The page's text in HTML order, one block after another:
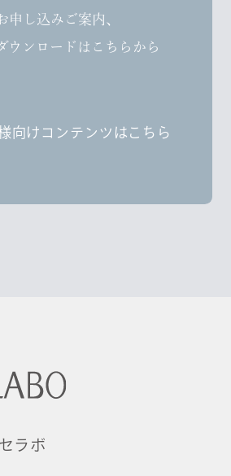
申し込みご案内、
ウンロードはこちらから
向けコンテンツはこちら
ラボ